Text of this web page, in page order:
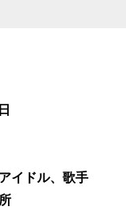
イドル、歌手